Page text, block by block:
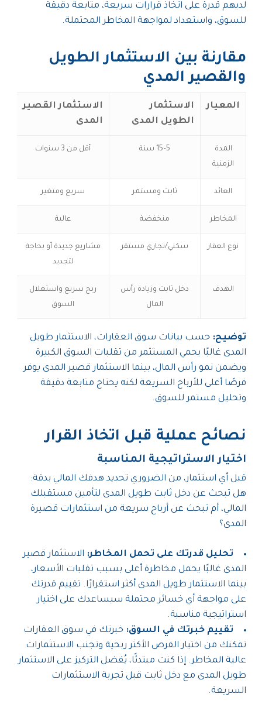
لديهم قدرة على اتخاذ قرارات سريعة، متابعة دقيقة
للسوق، واستعداد لمواجهة المخاطر المحتملة.
مقارنة بين الاستثمار الطويل
والقصير المدي
المعيار
الاستثمار
الطويل المدى
الاستثمار القصير
المدى
المدة
الزمنية
5–15 سنة أقل من 3 سنوات
العائد ثابت ومستمر سريع ومتغير
المخاطر منخفضة عالية
نوع العقار سكني/تجاري مستقر
مشاريع جديدة أو بحاجة
لتجديد
الهدف
دخل ثابت وزيادة رأس
المال
ربح سريع واستغلال
السوق
توضيح: حسب بيانات سوق العقارات، الاستثمار طويل
المدى غالبًا يحمي المستثمر من تقلبات السوق الكبيرة
ويضمن نمو رأس المال، بينما الاستثمار قصير المدى يوفر
فرصًا أعلى للأرباح السريعة لكنه يحتاج متابعة دقيقة
وتحليل مستمر للسوق.
نصائح عملية قبل اتخاذ القرار
اختيار الاستراتيجية المناسبة
قبل أي استثمار، من الضروري تحديد هدفك المالي بدقة:
هل تبحث عن دخل ثابت طويل المدى لتأمين مستقبلك
المالي، أم تبحث عن أرباح سريعة من استثمارات قصيرة
المدى؟
تحليل قدرتك على تحمل المخاطر: الاستثمار قصير
المدى غالبًا يحمل مخاطرة أعلى بسبب تقلبات الأسعار،
بينما الاستثمار طويل المدى أكثر استقرارًا. تقييم قدرتك
على مواجهة أي خسائر محتملة سيساعدك على اختيار
استراتيجية مناسبة.
تقييم خبرتك في السوق: خبرتك في سوق العقارات
تمكنك من اختيار الفرص الأكثر ربحية وتجنب الاستثمارات
عالية المخاطر. إذا كنت مبتدئًا، يُفضل التركيز على الاستثمار
طويل المدى مع دخل ثابت قبل تجربة الاستثمارات
السريعة.